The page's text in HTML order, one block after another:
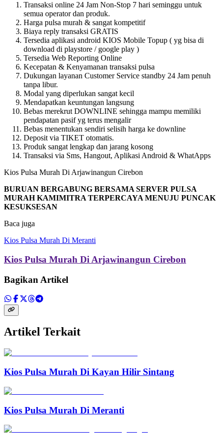
Transaksi online 24 Jam Non-Stop 7 hari seminggu untuk
semua operator dan produk.
Harga pulsa murah & sangat kompetitif
Biaya reply transaksi GRATIS
Tersedia aplikasi android KIOS Mobile Topup ( yg bisa di
download di playstore / google play )
Tersedia Web Reporting Online
Kecepatan & Kenyamanan transaksi pulsa
Dukungan layanan Customer Service standby 24 Jam penuh
tanpa libur.
Modal yang diperlukan sangat kecil
Mendapatkan keuntungan langsung
Bebas merekrut DOWNLINE sehingga mampu memiliki
pendapatan pasif yg terus mengalir
Bebas menentukan sendiri selisih harga ke downline
Deposit via TIKET otomatis.
Produk sangat lengkap dan jarang kosong
Transaksi via Sms, Hangout, Aplikasi Android & WhatApps
Kios Pulsa Murah Di Arjawinangun Cirebon
BURUAN BERGABUNG BERSAMA SERVER PULSA
MURAH KAMIMITRA TERPERCAYA MENUJU PUNCAK
KESUKSESAN
Baca juga
Kios Pulsa Murah Di Meranti
Kios Pulsa Murah Di Arjawinangun Cirebon
Bagikan Artikel
Artikel Terkait
Kios Pulsa Murah Di Kayan Hilir Sintang
Kios Pulsa Murah Di Meranti